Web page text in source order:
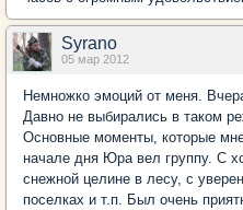
Syrano
05 мар 2012
Немножко эмоций от меня.
Давно не выбирались в таком
Основные моменты, которые
начале дня Юра вел группу. С
снежной целине в лесу, с
поселках и т.п. Был очень